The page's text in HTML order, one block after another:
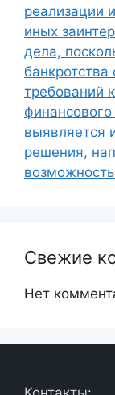
реализации
иных
дела,
требований
выявляется
решения,
Свежие
Нет